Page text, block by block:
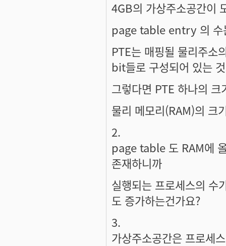
4GB의 가상주소공간이
page table entry 의 수
PTE는 매핑될 물리주소
bit들로 구성되어 있는
그렇다면 PTE 하나의
물리 메모리(RAM)의 크
2.
page table 도 RAM에
존재하니까
실행되는 프로세스의
도 증가하는건가요?
3.
가상주소공간은 프로세